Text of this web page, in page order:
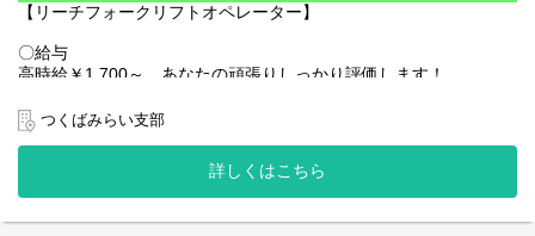
【福利厚生】
マイカー通勤OK（駐車場あり）
全館空調完備
ウォーターサーバー無料利用OK
個人ロッカー完備
服装自由・制服貸与
〇求人特徴
・車・バイク通勤(応相談)
・駐車場無料
・年末年始休みあり
・週払いOK
・誕生日月にプレゼント支給(規定あり)
【リーチフォークリフトオペレーター】
〇給与
高時給￥1,700～ あなたの頑張りしっかり評価します！
￥13,600×21日＝￥285,600/月＋各種手当
残業：繁忙期は残業が発生する可能性あります
社員登用有り！登用実績多数あり！
経験やスキルによりキャリアアップも準備しています！
つくばみらい支部
詳しくはこちら